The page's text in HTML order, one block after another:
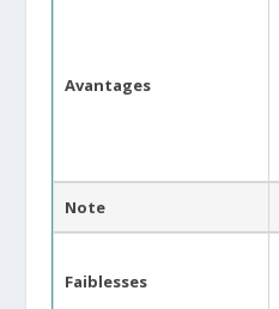
Avantages
Note
Faiblesses